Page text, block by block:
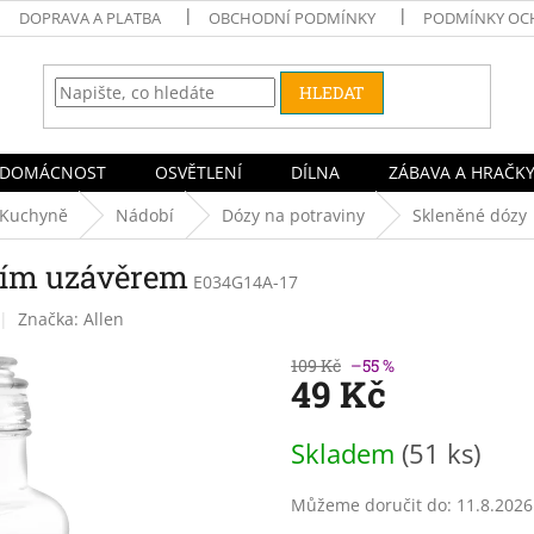
DOPRAVA A PLATBA OBCHODNÍ PODMÍNKY PODMÍNKY
HLEDAT
DOMÁCNOST OSVĚTLENÍ DÍLNA ZÁBAVA A HRAČKY
Kuchyně Nádobí Dózy na potraviny Skleněné dózy
uzávěrem E034G14A-17
Značka: Allen
109 Kč –55 %
49 Kč
cena:
Skladem (51 ks)
Můžeme doručit do: 11.8.2026